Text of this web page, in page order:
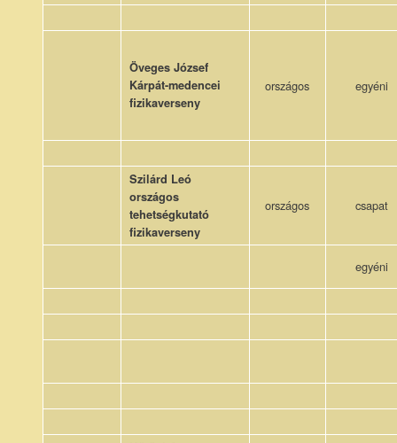
Öveges József
Kárpát-medencei
fizikaverseny
országos egyéni
Szilárd Leó
országos
tehetségkutató
fizikaverseny
országos csapat
egyéni